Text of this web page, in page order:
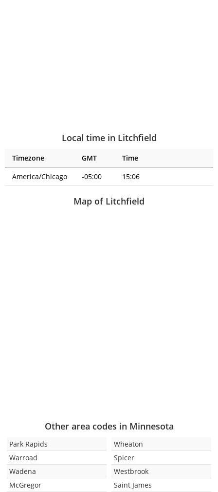
Local time in Litchfield
Timezone GMT
Time
America/Chicago
-05:00 15:06
Map of Litchfield
Other area codes in Minnesota
Park Rapids
Warroad
Wadena
McGregor
Wheaton
Spicer
Westbrook
Saint James